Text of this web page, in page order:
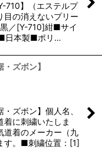
710】（エステルプ
目の消えないプリー
／[Y-710]紺■サイ
日本製■ポリ…
ズボン】
ズボン】個人名、
に刺繍いたしま
道着のメーカー（九
す。■刺繍位置：[1]